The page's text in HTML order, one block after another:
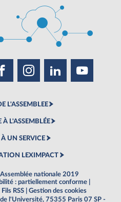
L'ASSEMBLEE
À L'ASSEMBLÉE
UN SERVICE
LEXIMPACT
nationale 2019
: partiellement conforme
Fils RSS
Gestion des cookies
l'Université, 75355 Paris 07 SP -